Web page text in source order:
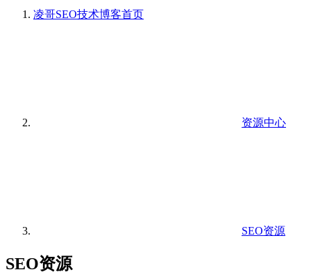
凌哥SEO技术博客首页
资源中心
SEO资源
SEO资源